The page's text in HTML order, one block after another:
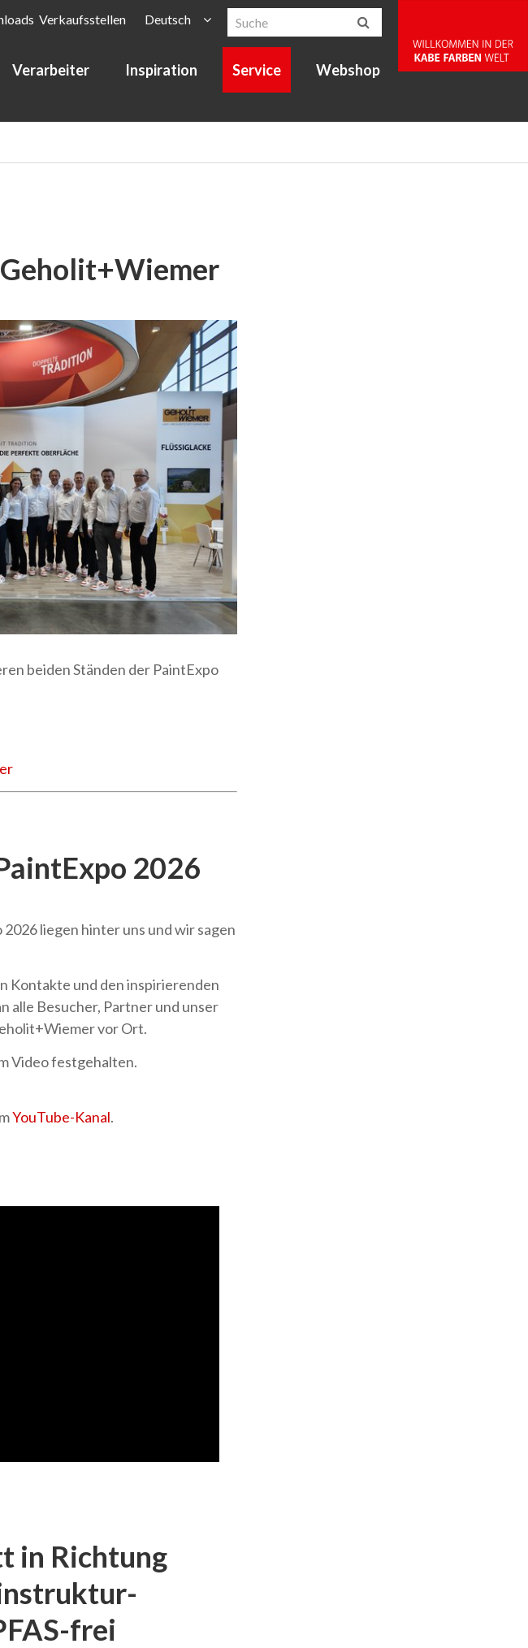
Verkaufsstellen Deutsch
Verarbeiter Inspiration Service Webshop
beiden Ständen der PaintExpo
2026
liegen hinter uns und wir sagen
Kontakte und den inspirierenden
alle Besucher, Partner und unser
vor Ort.
Video festgehalten.
YouTube-Kanal.
in Richtung
frei